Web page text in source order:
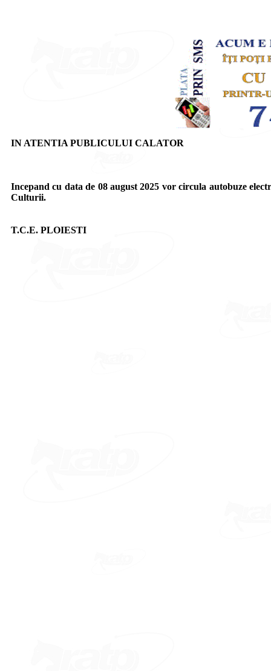
IN ATENTIA PUBLICULUI CALATOR
Incepand cu data de 08 august 2025 vor circula autobuze
Culturii.
T.C.E. PLOIESTI